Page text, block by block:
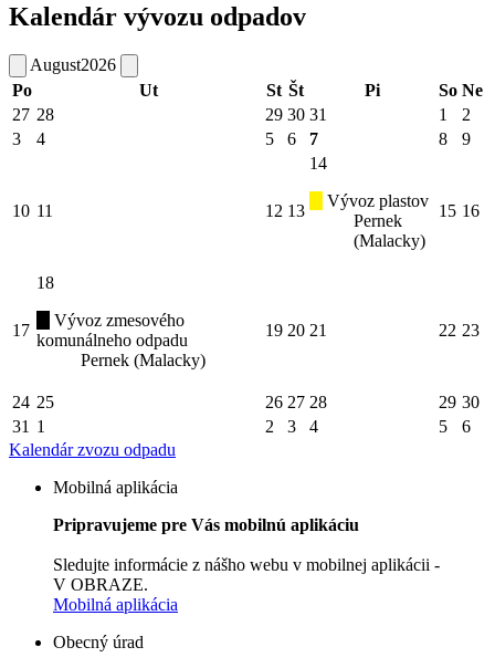
Kalendár vývozu odpadov
August2026
Po
Ut St Št Pi So Ne
27 28 29 30 31 1
2
3
4 5 6 7 8 9
10 11 12 13
14
Vývoz plastov
Pernek
(Malacky)
15 16
17
18
Vývoz zmesového
komunálneho odpadu
Pernek (Malacky)
19 20 21 22 23
24 25 26 27 28 29 30
31 1 2 3 4 5
6
Kalendár zvozu odpadu
Mobilná aplikácia
Pripravujeme pre Vás mobilnú aplikáciu
Sledujte informácie z nášho webu v mobilnej aplikácii -
V OBRAZE.
Mobilná aplikácia
Obecný úrad